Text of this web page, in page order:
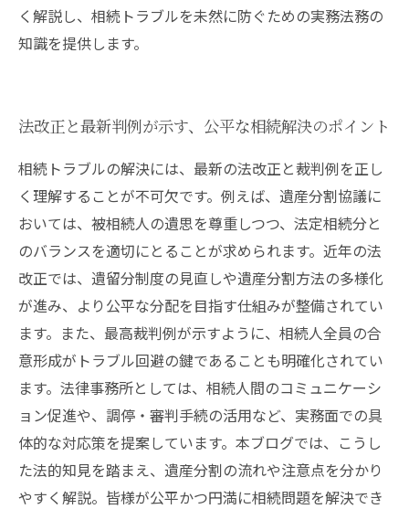
く解説し、相続トラブルを未然に防ぐための実務法務の
知識を提供します。
法改正と最新判例が示す、公平な相続解決のポイント
相続トラブルの解決には、最新の法改正と裁判例を正し
く理解することが不可欠です。例えば、遺産分割協議に
おいては、被相続人の遺思を尊重しつつ、法定相続分と
のバランスを適切にとることが求められます。近年の法
改正では、遺留分制度の見直しや遺産分割方法の多様化
が進み、より公平な分配を目指す仕組みが整備されてい
ます。また、最高裁判例が示すように、相続人全員の合
意形成がトラブル回避の鍵であることも明確化されてい
ます。法律事務所としては、相続人間のコミュニケーシ
ョン促進や、調停・審判手続の活用など、実務面での具
体的な対応策を提案しています。本ブログでは、こうし
た法的知見を踏まえ、遺産分割の流れや注意点を分かり
やすく解説。皆様が公平かつ円満に相続問題を解決でき